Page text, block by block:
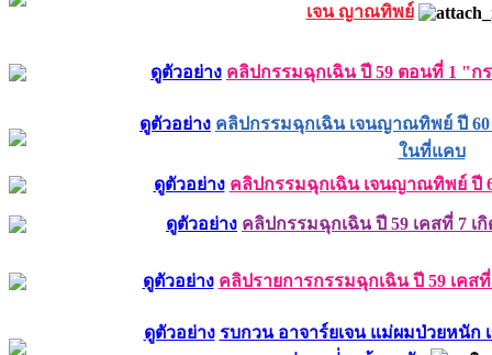
เจน ญาณทิพย์
ดูตัวอย่าง คลิปกรรมฉุกเฉิน ปี 59 ตอนที่ 1 "ก
ดูตัวอย่าง คลิปกรรมฉุกเฉิน เจนญาณทิพย์ ปี 60
ในที่แคบ
ดูตัวอย่าง คลิปกรรมฉุกเฉิน เจนญาณทิพย์ ปี
ดูตัวอย่าง คลิปกรรมฉุกเฉิน ปี 59 เคสที่ 7 เ
ดูตัวอย่าง คลิปรายการกรรมฉุกเฉิน ปี 59 เค
ดูตัวอย่าง รบกวน อาจาร์ยเจน แม่ผมป่วยหนัก